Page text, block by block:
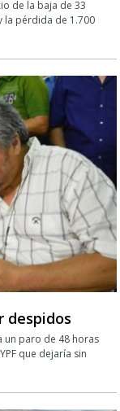
de la baja de 33
la pérdida de 1.700
despidos
un paro de 48 horas
que dejaría sin